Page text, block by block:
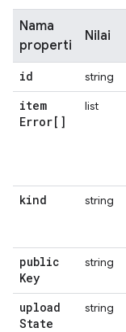
Nama
properti
Nilai
id string
item
Error[]
list
kind string
public
Key
string
upload
State
string